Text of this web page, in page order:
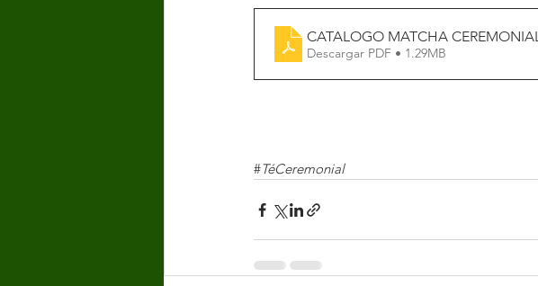
CATALOGO MATCHA CEREMONIAL
Descargar PDF • 1.29MB
#TéCeremonial